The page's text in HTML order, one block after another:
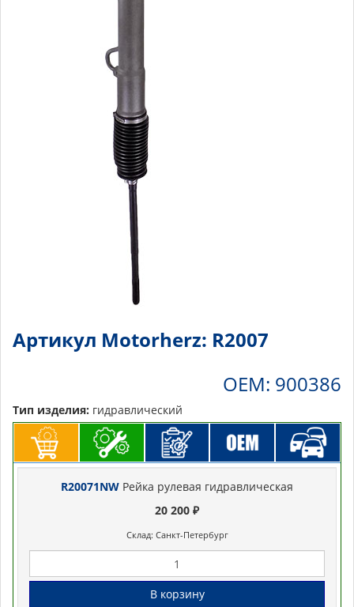
Артикул Motorherz: R2007
OEM: 900386
Тип изделия: гидравлический
R20071NW Рейка рулевая гидравлическая
20 200 ₽
Склад: Санкт-Петербург
В корзину